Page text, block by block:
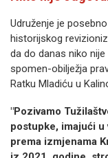
Udruženje je
historijskog
da do danas niko
spomen-obilježja
Ratku Mladiću u
"Pozivamo
postupke, imajući
prema izmjenama